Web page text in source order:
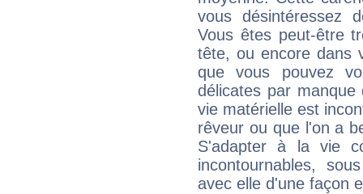
vous désintéressez
Vous êtes peut-être
tête, ou encore dans
que vous pouvez
délicates par
vie matérielle est
rêveur ou que l'on a
S'adapter à la vie
incontournables,
avec elle d'une façon